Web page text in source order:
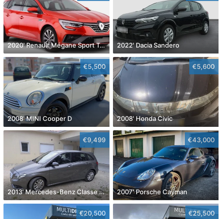
2020' Renault Mégane Sport Tourer 2022' Dacia Sandero
€5,500
2008' MINI Cooper D
€5,600
2008' Honda Civic
€9,499
2013' Mercedes-Benz Classe B Cdi Style Aut.
€43,000
2007' Porsche Cayman
€20,500 €25,500